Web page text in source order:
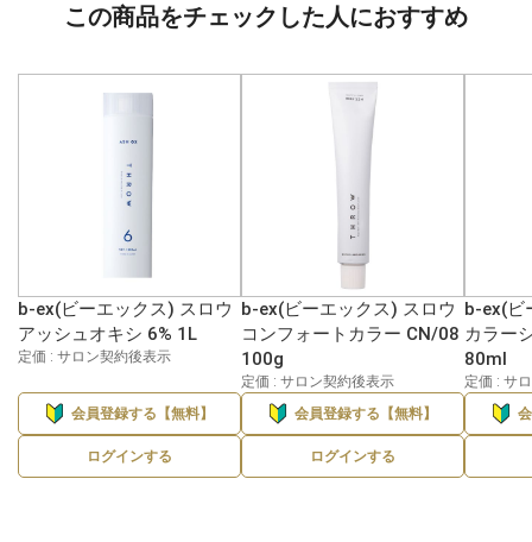
この商品をチェックした人におすすめ
b-ex(ビーエックス) スロウ
アッシュオキシ 6% 1L
定価 : サロン契約後表示
会員登録する【無料】
ログインする
b-ex(ビーエックス) スロウ
コンフォートカラー CN/08
100g
定価 : サロン契約後表示
会員登録する【無料】
ログインする
b-ex(ビ
カラー
80ml
定価 : サ